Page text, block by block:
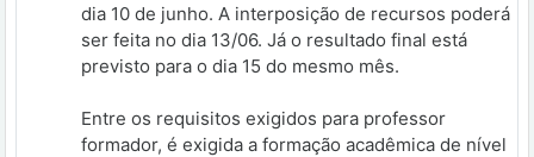
dia 10 de junho. A interposição de recursos poderá
ser feita no dia 13/06. Já o resultado final está
previsto para o dia 15 do mesmo mês.
Entre os requisitos exigidos para professor
formador, é exigida a formação acadêmica de nível